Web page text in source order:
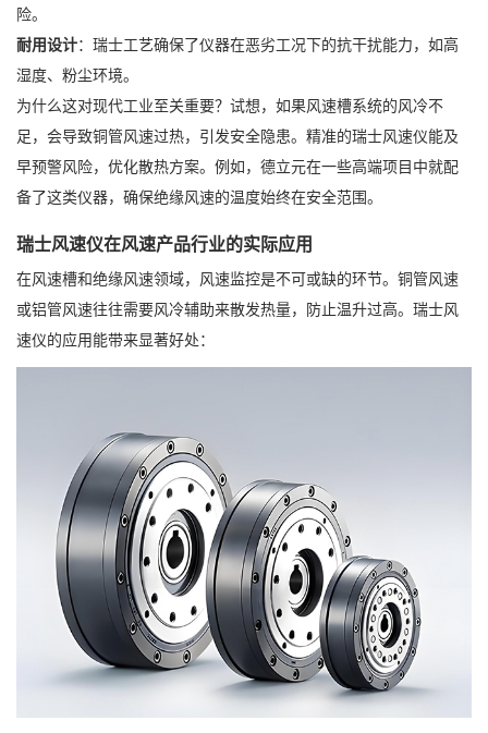
险。
耐用设计：瑞士工艺确保了仪器在恶劣工况下的抗干扰能力，如高
湿度、粉尘环境。
为什么这对现代工业至关重要？试想，如果风速槽系统的风冷不
足，会导致铜管风速过热，引发安全隐患。精准的瑞士风速仪能及
早预警风险，优化散热方案。例如，德立元在一些高端项目中就配
备了这类仪器，确保绝缘风速的温度始终在安全范围。
瑞士风速仪在风速产品行业的实际应用
在风速槽和绝缘风速领域，风速监控是不可或缺的环节。铜管风速
或铝管风速往往需要风冷辅助来散发热量，防止温升过高。瑞士风
速仪的应用能带来显著好处：